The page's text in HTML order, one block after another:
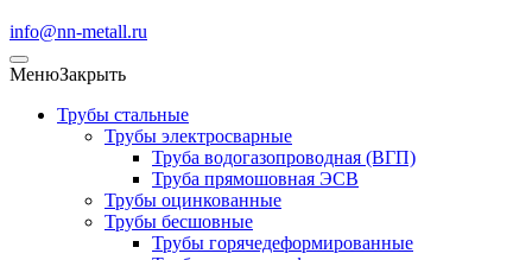
info@nn-metall.ru
МенюЗакрыть
Трубы стальные
Трубы электросварные
Труба водогазопроводная (ВГП)
Труба прямошовная ЭСВ
Трубы оцинкованные
Трубы бесшовные
Трубы горячедеформированные